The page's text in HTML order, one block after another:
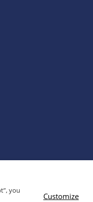
you
Customize